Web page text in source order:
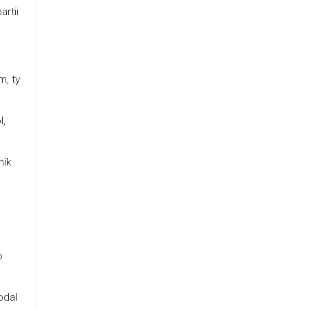
ty